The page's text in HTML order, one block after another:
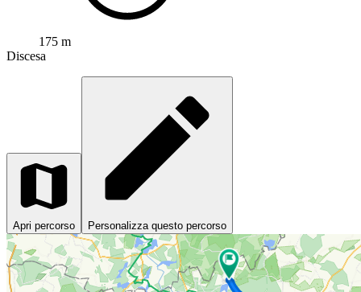
175 m
Discesa
Apri percorso Personalizza questo percorso